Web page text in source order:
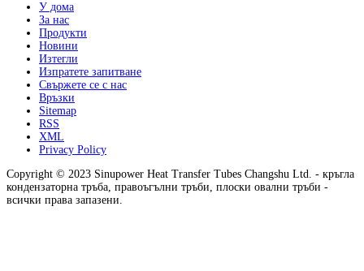
У дома
За нас
Продукти
Новини
Изтегли
Изпратете запитване
Свържете се с нас
Връзки
Sitemap
RSS
XML
Privacy Policy
Copyright © 2023 Sinupower Heat Transfer Tubes Changshu Ltd. - кръгла
кондензаторна тръба, правоъгълни тръби, плоски овални тръби -
всички права запазени.